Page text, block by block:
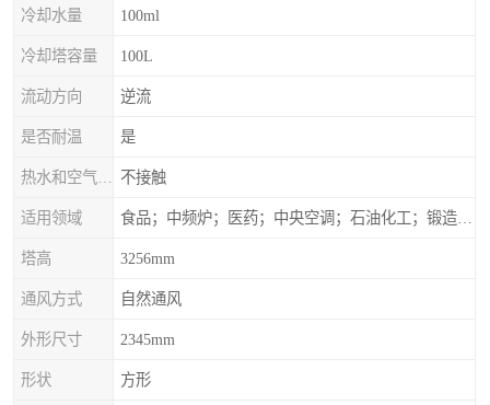
冷却水量 100ml
冷却塔容量 100L
流动方向 逆流
是否耐温 是
不接触
适用领域
塔高 3256mm
通风方式 自然通风
外形尺寸 2345mm
形状 方形